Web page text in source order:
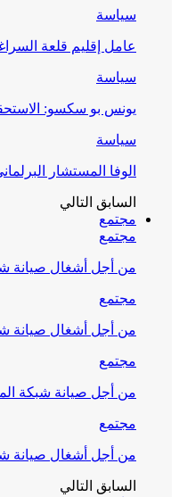
سياسة
عامل إقليم قلعة السراغنة
سياسة
يونس بو سكسو:
سياسة
الوفا المستشار
السابق التالي
مجتمع
مجتمع
من أجل أشغال صيانة
مجتمع
من أجل أشغال صيانة
مجتمع
من أجل صيانة شبكة
مجتمع
من أجل أشغال صيانة
السابق التالي